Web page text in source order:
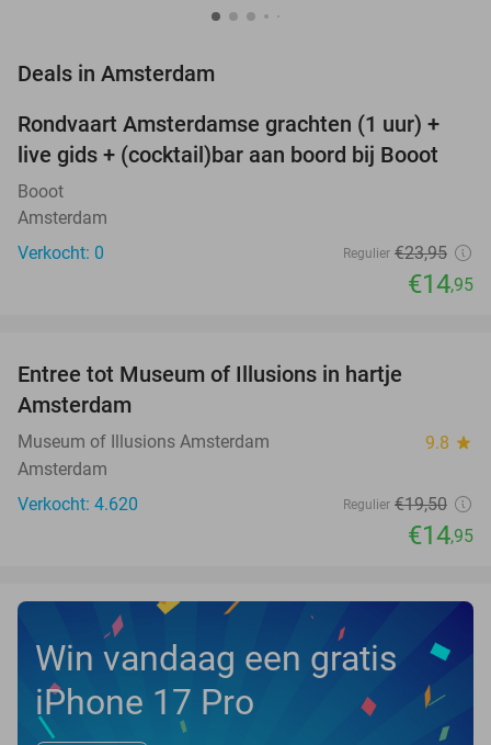
Deals in Amsterdam
38%
TODAY
Rondvaart Amsterdamse grachten (1 uur) +
live gids + (cocktail)bar aan boord bij Booot
Booot
Amsterdam
Verkocht: 0
Regulier €23,95
€14,95
Entree tot Museum of Illusions in hartje
Amsterdam
Museum of Illusions Amsterdam 9.8 star
Amsterdam
Verkocht: 4.620
Regulier €19,50
€14,95
Win vandaag een gratis
iPhone 17 Pro